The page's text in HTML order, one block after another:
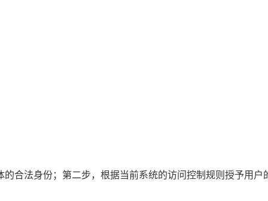
合法身份；第二步，根据当前系统的访问控制规则授予用户